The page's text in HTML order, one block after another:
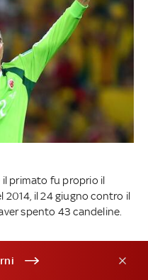
il primato fu proprio il
2014, il 24 giugno contro il
spento 43 candeline.